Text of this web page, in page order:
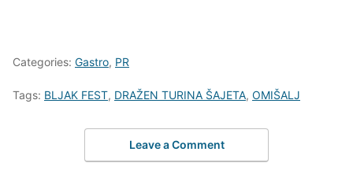
Categories: Gastro, PR
Tags: BLJAK FEST, DRAŽEN TURINA ŠAJETA, OMIŠALJ
Leave a Comment